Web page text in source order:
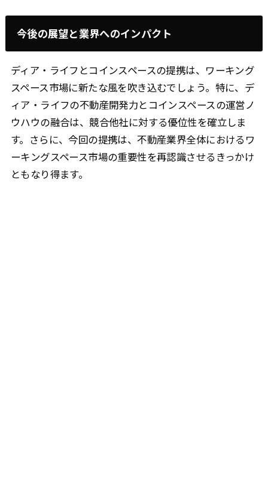
今後の展望と業界へのインパクト
ディア・ライフとコインスペースの提携は、ワーキング
スペース市場に新たな風を吹き込むでしょう。特に、デ
ィア・ライフの不動産開発力とコインスペースの運営ノ
ウハウの融合は、競合他社に対する優位性を確立しま
す。さらに、今回の提携は、不動産業界全体におけるワ
ーキングスペース市場の重要性を再認識させるきっかけ
ともなり得ます。